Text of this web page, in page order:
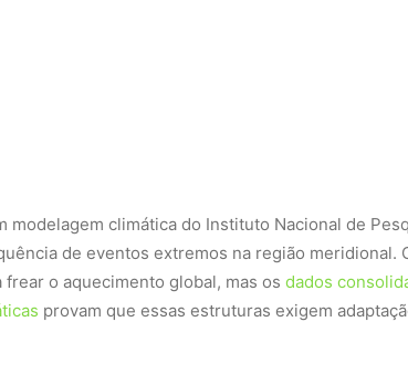
modelagem climática do Instituto Nacional de
de eventos extremos na região meridional.
frear o aquecimento global, mas os dados
provam que essas estruturas exigem